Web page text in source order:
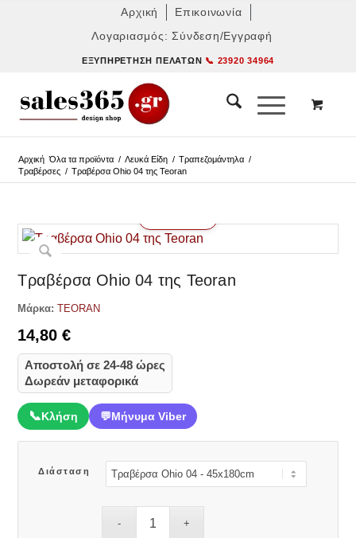
Αρχική
Επικοινωνία
Λογαριασμός: Σύνδεση/Εγγραφή
ΕΞΥΠΗΡΈΤΗΣΗ ΠΕΛΑΤΏΝ 📞 23920 34964
Αρχική Όλα τα προϊόντα / Λευκά Είδη / Τραπεζομάντηλα /
Τραβέρσες / Τραβέρσα Ohio 04 της Teoran
Τραβέρσα Ohio 04 της Teoran
Μάρκα: TEORAN
14,80€
Αποστολή σε 24-48 ώρες
Δωρεάν μεταφορικά
📞Κλήση 💬Μήνυμα Viber
Διάσταση